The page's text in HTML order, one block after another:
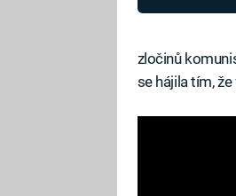
zločinů
se hájila tím,